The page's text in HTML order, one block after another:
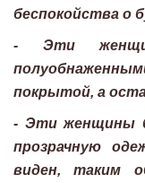
беспокойства о
- Эти
покрытой, а
- Эти женщины
прозрачную
виден, таким